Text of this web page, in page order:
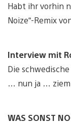
Habt ihr vorhin
Noize“-Remix
Interview mit
Die
… nun ja …
WAS SONST